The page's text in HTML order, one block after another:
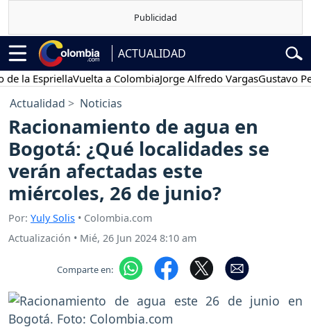
ACTUALIDAD
EspriellaVuelta a ColombiaJorge Alfredo VargasGustavo Petro
Actualidad Noticias
Racionamiento de agua en
Bogotá: ¿Qué localidades se
verán afectadas este
miércoles, 26 de junio?
Por: Yuly Solis • Colombia.com
Actualización • Mié, 26 Jun 2024 8:10 am
Comparte en: